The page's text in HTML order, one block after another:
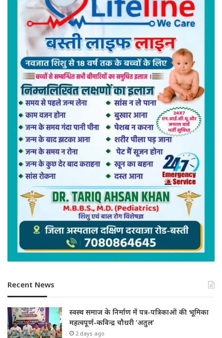
Recent News
स्वस्थ समाज के निर्माण में पत्र-पत्रिकाओं की भूमिका
महत्वपूर्ण-कविन्द्र चौधरी ‘अतुल’
2 days ago